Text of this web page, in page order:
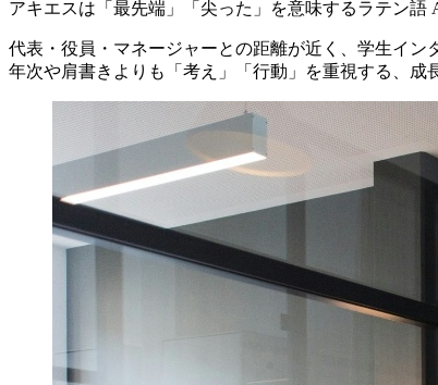
アキエスは「最先端」「尖った」を意味するラテン語
代表・役員・マネージャーとの距離が近く、学生イン
年次や肩書きよりも「考え」「行動」を重視する、成